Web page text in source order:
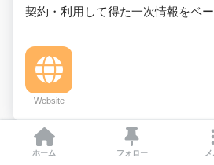
契約・利用して得た一次情報をベー
Website
ホーム フォロー